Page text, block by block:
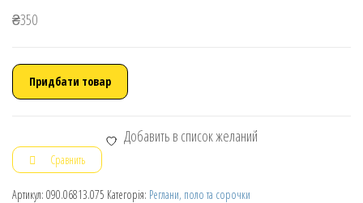
₴350
Придбати товар
Добавить в список желаний
Сравнить
Артикул: 090.06813.075 Категорія: Реглани, поло та сорочки